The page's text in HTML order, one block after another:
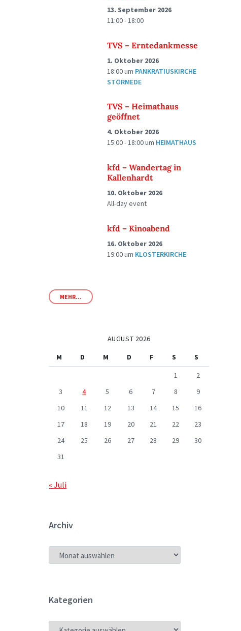
13. September 2026
11:00 - 18:00
TVS – Erntedankmesse
1. Oktober 2026
18:00um PANKRATIUSKIRCHE
STÖRMEDE
TVS – Heimathaus
geöffnet
4. Oktober 2026
15:00 - 18:00um HEIMATHAUS
kfd – Wandertag in
Kallenhardt
10. Oktober 2026
All-day event
kfd – Kinoabend
16. Oktober 2026
19:00um KLOSTERKIRCHE
MEHR...
AUGUST 2026
M
D M D F S
S
1
2
3
4 5 6 7 8
9
10
11 12 13 14 15
16
17
18 19 20 21 22
23
24
25 26 27 28 29
30
31
« Juli
Archiv
ARCHIV
Kategorien
KATEGORIEN